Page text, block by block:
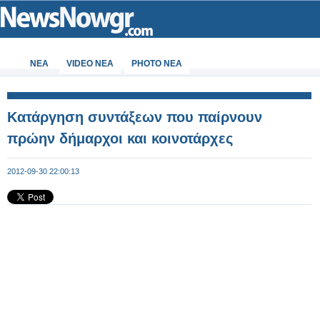
ΝΕΑ VIDEO NEA PHOTO NEA
Κατάργηση συντάξεων που παίρνουν
πρώην δήμαρχοι και κοινοτάρχες
2012-09-30 22:00:13